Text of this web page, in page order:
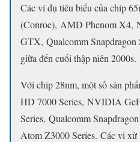
Các ví dụ tiêu biểu của chip
(Conroe), AMD Phenom X4,
GTX, Qualcomm Snapdragon
giữa đến cuối thập niên 2000s.
Với chip 28nm, một số sản
HD 7000 Series, NVIDIA
Series, Qualcomm
Atom Z3000 Series. Các vi